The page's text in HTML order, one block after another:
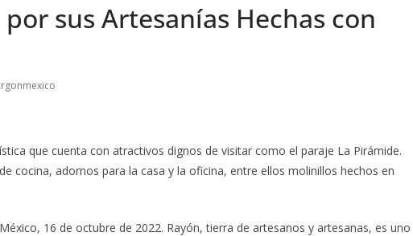
sus Artesanías Hechas con
que cuenta con atractivos dignos de visitar como el paraje La Pirámide.
cocina, adornos para la casa y la oficina, entre ellos molinillos hechos en
16 de octubre de 2022. Rayón, tierra de artesanos y artesanas, es uno